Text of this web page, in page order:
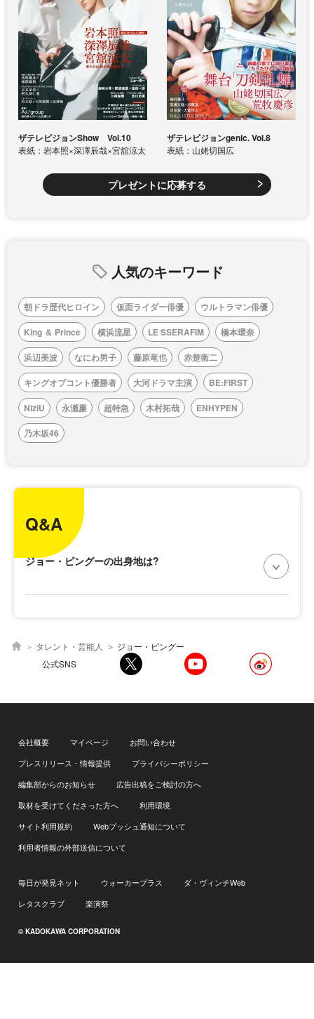
ザテレビジョンShow Vol.10
表紙：岩本照×深澤辰哉×宮舘涼太
ザテレビジョンgenic. Vol.8
表紙：山姥切国広
プレゼントに応募する
人気のキーワード
朝ドラ歴代ヒロイン 仮面ライダー俳優
ウルトラマン俳優
King ＆ Prince
横浜流星 LE SSERAFIM
橋本環奈
浜辺美波
なにわ男子 藤原竜也
赤楚衛二
キングオブコント優勝者
大河ドラマ主演
BE:FIRST
NiziU
永瀬廉 超特急 木村拓哉
ENHYPEN
乃木坂46
Q&A
ジョー・ピングーの出身地は?
タレント・芸能人
ジョー・ピングー
公式SNS
会社概要 マイページ
お問い合わせ
プレスリリース・情報提供
プライバシーポリシー
編集部からのお知らせ
広告出稿をご検討の方へ
取材を受けてくださった方へ
利用環境
サイト利用規約
Webプッシュ通知について
利用者情報の外部送信について
毎日が発見ネット ウォーカープラス
ダ・ヴィンチWeb
レタスクラブ
楽演祭
© KADOKAWA CORPORATION